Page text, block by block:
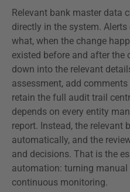
Relevant bank master data
directly in the system.
what, when the change
existed before and after the
down into the relevant
assessment, add
retain the full audit trail
depends on every entity
report. Instead, the relevant
automatically, and the
and decisions. That is the
automation: turning
continuous monitoring.